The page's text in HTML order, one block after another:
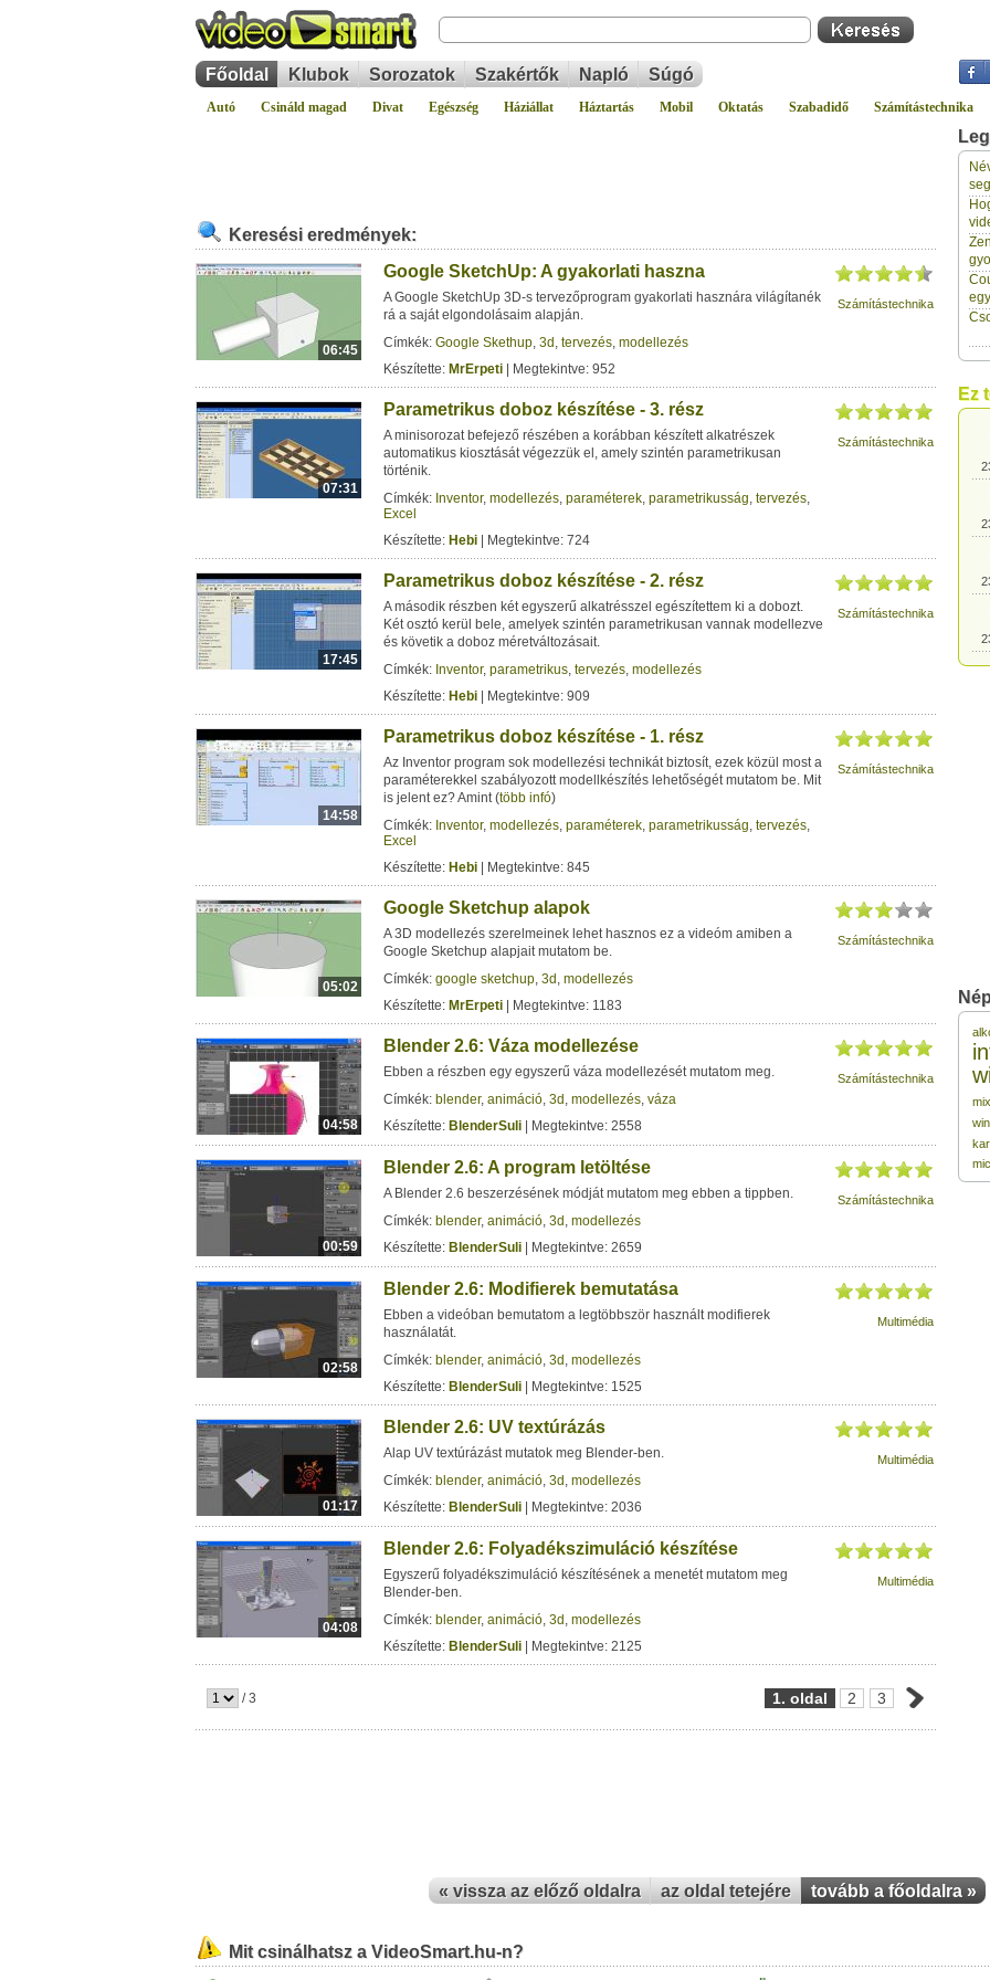
Főoldal Klubok Sorozatok Szakértők Napló Súgó
Autó Csináld magad Divat Egészség Háziállat Háztartás Mobil Oktatás Szabadidő Számítástechnika
Keresési eredmények:
06:45
Google SketchUp: A gyakorlati haszna
A Google SketchUp 3D-s tervezőprogram gyakorlati hasznára világítanék
rá a saját elgondolásaim alapján.
Címkék: Google Skethup, 3d , tervezés, modellezés
Készítette: MrErpeti | Megtekintve: 952
Számítástechnika
07:31
Parametrikus doboz készítése - 3. rész
A minisorozat befejező részében a korábban készített alkatrészek
automatikus kiosztását végezzük el, amely szintén parametrikusan
történik.
Címkék: Inventor, modellezés, paraméterek, parametrikusság, tervezés,
Excel
Készítette: Hebi | Megtekintve: 724
Számítástechnika
17:45
Parametrikus doboz készítése - 2. rész
A második részben két egyszerű alkatrésszel egészítettem ki a dobozt.
Két osztó kerül bele, amelyek szintén parametrikusan vannak modellezve
és követik a doboz méretváltozásait.
Címkék: Inventor, parametrikus, tervezés, modellezés
Készítette: Hebi | Megtekintve: 909
Számítástechnika
14:58
Parametrikus doboz készítése - 1. rész
Az Inventor program sok modellezési technikát biztosít, ezek közül most a
paraméterekkel szabályozott modellkészítés lehetőségét mutatom be. Mit
is jelent ez? Amint (több infó)
Címkék: Inventor, modellezés, paraméterek, parametrikusság, tervezés,
Excel
Készítette: Hebi | Megtekintve: 845
Számítástechnika
05:02
Google Sketchup alapok
A 3D modellezés szerelmeinek lehet hasznos ez a videóm amiben a
Google Sketchup alapjait mutatom be.
Címkék: google sketchup, 3d , modellezés
Készítette: MrErpeti | Megtekintve: 1183
Számítástechnika
04:58
Blender 2.6: Váza modellezése
Ebben a részben egy egyszerű váza modellezését mutatom meg.
Címkék: blender, animáció, 3d , modellezés, váza
Készítette: BlenderSuli | Megtekintve: 2558
Számítástechnika
00:59
Blender 2.6: A program letöltése
A Blender 2.6 beszerzésének módját mutatom meg ebben a tippben.
Címkék: blender, animáció, 3d , modellezés
Készítette: BlenderSuli | Megtekintve: 2659
Számítástechnika
02:58
Blender 2.6: Modifierek bemutatása
Ebben a videóban bemutatom a legtöbbször használt modifierek
használatát.
Címkék: blender, animáció, 3d , modellezés
Készítette: BlenderSuli | Megtekintve: 1525
Multimédia
01:17
Blender 2.6: UV textúrázás
Alap UV textúrázást mutatok meg Blender-ben.
Címkék: blender, animáció, 3d , modellezés
Készítette: BlenderSuli | Megtekintve: 2036
Multimédia
04:08
Blender 2.6: Folyadékszimuláció készítése
Egyszerű folyadékszimuláció készítésének a menetét mutatom meg
Blender-ben.
Címkék: blender, animáció, 3d , modellezés
Készítette: BlenderSuli | Megtekintve: 2125
Multimédia
/ 3 1. oldal 2 3
Ez
« vissza az előző oldalra az oldal tetejére tovább a főoldalra »
Mit csinálhatsz a VideoSmart.hu-n?